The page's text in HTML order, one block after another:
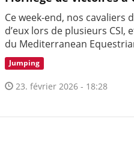
Ce week-end, nos cavaliers
d’eux lors de plusieurs
du Mediterranean
Jumping
23. février 2026 - 18:28